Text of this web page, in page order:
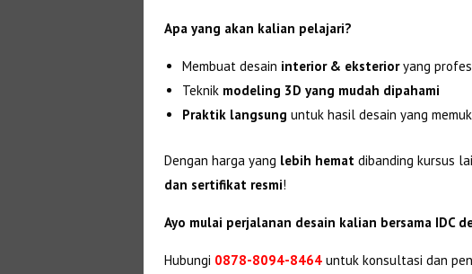
Apa yang akan kalian pelajari?
Membuat desain interior & eksterioryang
Teknik modeling 3D yang mudah dipahami
Praktik langsung untuk hasil desain yang
Dengan harga yang lebih hemat dibanding kursus
dan sertifikat resmi!
Ayo mulai perjalanan desain kalian bersama IDC
Hubungi 0878-8094-8464untuk konsultasi dan